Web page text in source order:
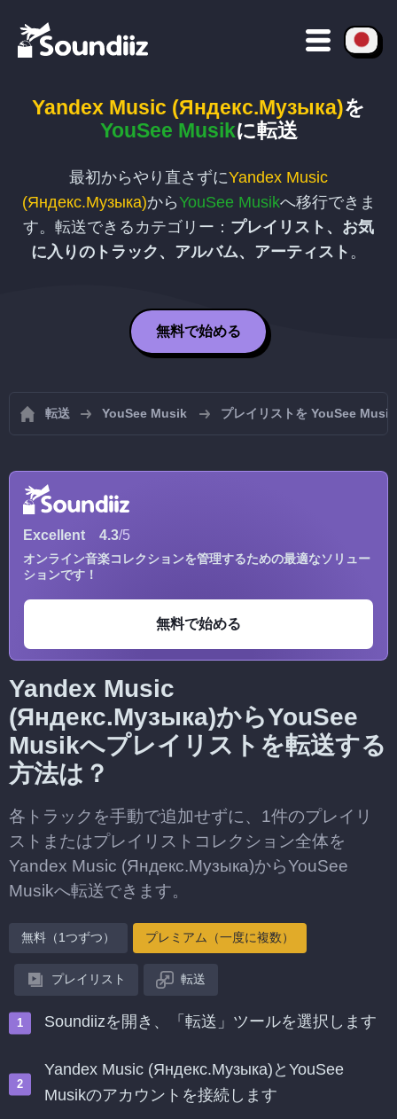
Yandex Music (Яндекс.Музыка)を
YouSee Musikに転送
最初からやり直さずにYandex Music
(Яндекс.Музыка)からYouSee Musikへ移行できま
す。転送できるカテゴリー： プレイリスト、お気
に入りのトラック、アルバム、アーティスト 。
無料で始める
転送 YouSee Musik プレイリストを YouSee
Excellent 4.3/5
オンライン音楽コレクションを管理するための最適なソリュー
ションです！
無料で始める
Yandex Music
(Яндекс.Музыка)からYouSee
Musikへプレイリストを転送する
方法は？
各トラックを手動で追加せずに、1件のプレイリ
ストまたはプレイリストコレクション全体を
Yandex Music (Яндекс.Музыка)からYouSee
Musikへ転送できます。
無料（1つずつ） プレミアム（一度に複数）
プレイリスト 転送
Soundiizを開き、「転送」ツールを選択します
Yandex Music (Яндекс.Музыка)とYouSee
Musikのアカウントを接続します